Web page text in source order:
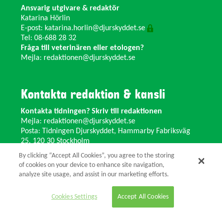
Ansvarig utgivare & redaktör
Katarina Hörlin
E-post: katarina.horlin@djurskyddet.se
Tel: 08-688 28 32
Fråga till veterinären eller etologen?
Mejla: redaktionen@djurskyddet.se
Kontakta redaktion & kansli
Kontakta tidningen? Skriv till redaktionen
Mejla: redaktionen@djurskyddet.se
Posta: Tidningen Djurskyddet, Hammarby Fabriksväg
25, 120 30 Stockholm
Ändra adress? Kontakta kansliet
Växel: 08-673 35 11 E-post:
info@djurskyddet.se
© 2026 Tidningen Djurskyddet.
By clicking “Accept All Cookies”, you agree to the storing
of cookies on your device to enhance site navigation,
analyze site usage, and assist in our marketing efforts.
Cookies Settings Accept All Cookies